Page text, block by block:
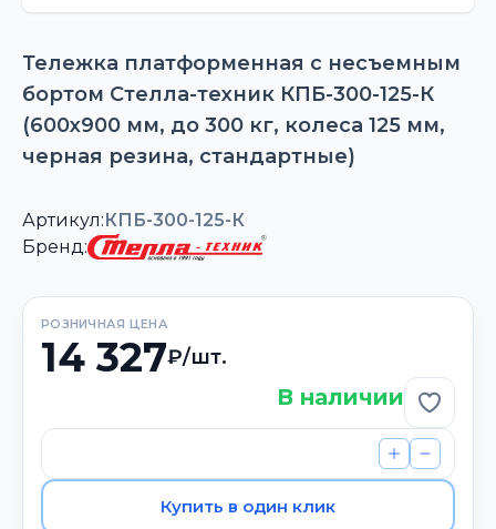
Тележка платформенная с несъемным
бортом Стелла-техник КПБ-300-125-К
(600х900 мм, до 300 кг, колеса 125 мм,
черная резина, стандартные)
Артикул:КПБ-300-125-К
Бренд:
РОЗНИЧНАЯ ЦЕНА
14 327₽/шт.
В наличии
Купить в один клик